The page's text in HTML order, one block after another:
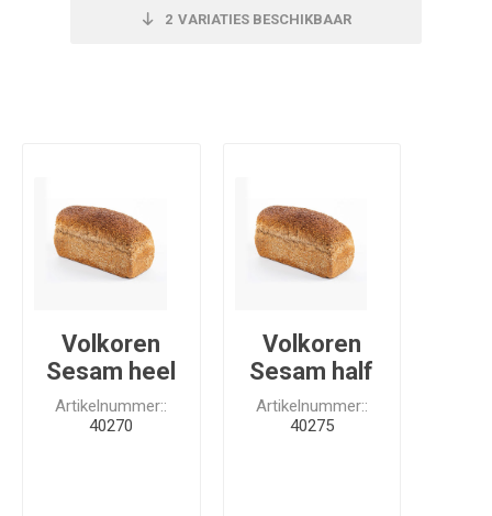
2 VARIATIES BESCHIKBAAR
Volkoren
Sesam heel
Artikelnummer::
40270
Volkoren
Sesam half
Artikelnummer::
40275